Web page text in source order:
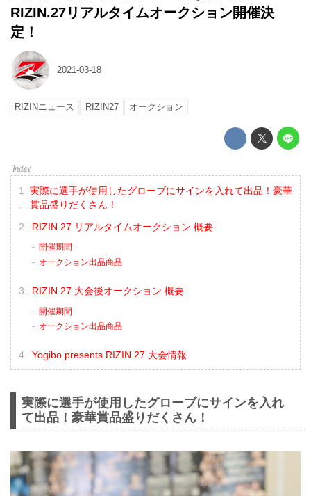
RIZIN.27リアルタイムオークション開催決
定！
2021-03-18
RIZINニュース RIZIN27 オークション
実際に選手が使用したグローブにサインを入れて出品！豪華
賞品盛りだくさん！
RIZIN.27 リアルタイムオークション 概要
開催期間
オークション出品商品
RIZIN.27 大会後オークション 概要
開催期間
オークション出品商品
Yogibo presents RIZIN.27 大会情報
実際に選手が使用したグローブにサインを入れ
て出品！豪華賞品盛りだくさん！